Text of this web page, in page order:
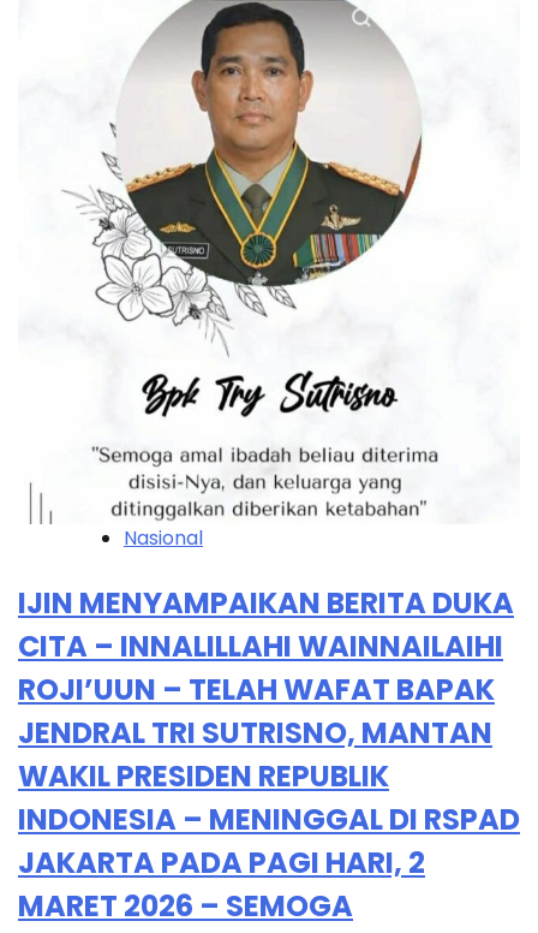
Nasional
IJIN MENYAMPAIKAN BERITA DUKA
CITA – INNALILLAHI WAINNAILAIHI
ROJI’UUN – TELAH WAFAT BAPAK
JENDRAL TRI SUTRISNO, MANTAN
WAKIL PRESIDEN REPUBLIK
INDONESIA – MENINGGAL DI RSPAD
JAKARTA PADA PAGI HARI, 2
MARET 2026 – SEMOGA